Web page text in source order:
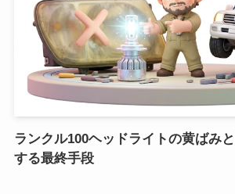
ランクル100ヘッドライトの黄ばみ
する最終手段